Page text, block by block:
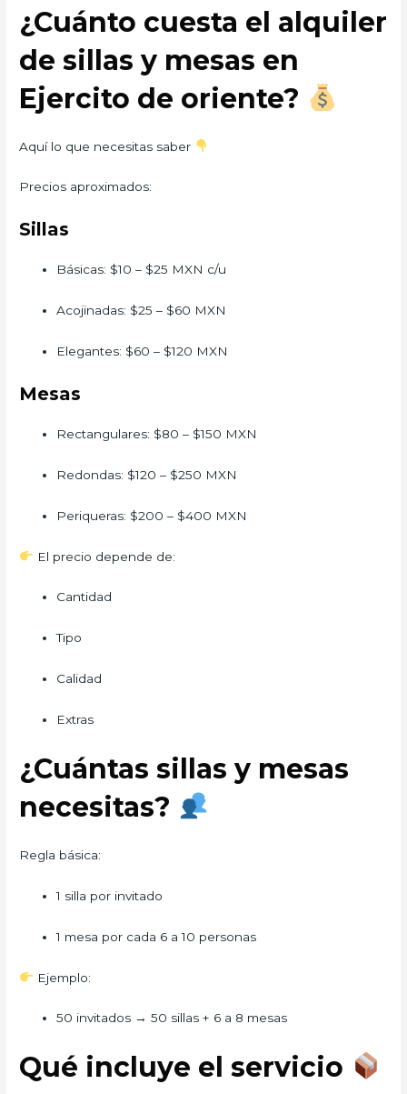
¿Cuánto cuesta el alquiler
de sillas y mesas en
Ejercito de oriente?
Aquí lo que necesitas saber
Precios aproximados:
Sillas
Básicas: $10 – $25 MXN c/u
Acojinadas: $25 – $60 MXN
Elegantes: $60 – $120 MXN
Mesas
Rectangulares: $80 – $150 MXN
Redondas: $120 – $250 MXN
Periqueras: $200 – $400 MXN
El precio depende de:
Cantidad
Tipo
Calidad
Extras
¿Cuántas sillas y mesas
necesitas?
Regla básica:
1 silla por invitado
1 mesa por cada 6 a 10 personas
Ejemplo:
50 invitados → 50 sillas + 6 a 8 mesas
Qué incluye el servicio